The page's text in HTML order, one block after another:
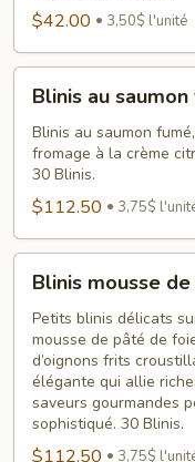
$42.00 3,50$ l'unité
saumon
fumé
Blinis au
Blinis au saumon
fromage à la crème
30 Blinis.
$112.50 3,75$
mousse
de
pâté
foie
Blinis mousse
Petits blinis délicats
mousse de pâté de
d’oignons frits
élégante qui allie
saveurs gourmandes
sophistiqué. 30 Blinis.
$112.50 3,75$